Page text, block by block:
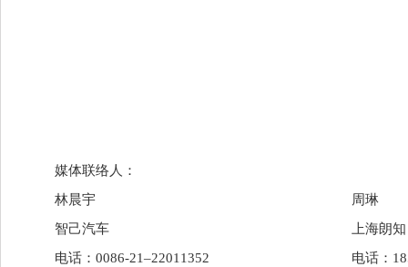
媒体联络人：
林晨宇
周琳
智己汽车
上海朗知
电话：0086-21–22011352
电话：